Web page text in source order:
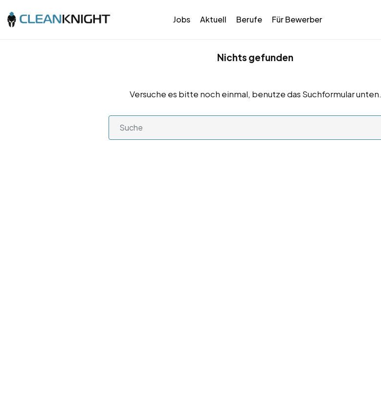
Jobs Aktuell Berufe Für Bewerber
Nichts gefunden
Versuche es bitte noch einmal, benutze das Suchformular unten.